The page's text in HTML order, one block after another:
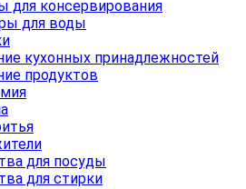
для консервирования
для воды
кухонных принадлежностей
продуктов
для посуды
для стирки